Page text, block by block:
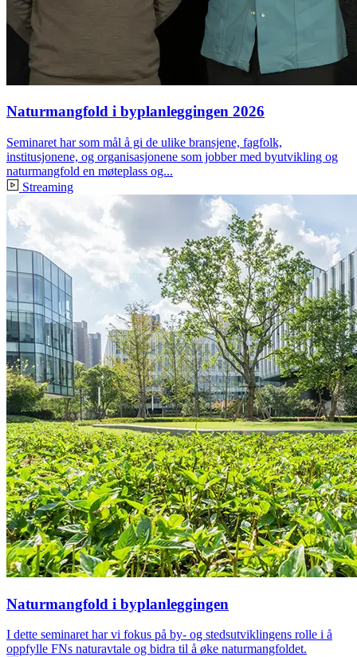
Naturmangfold i byplanleggingen 2026
Seminaret har som mål å gi de ulike bransjene, fagfolk,
institusjonene, og organisasjonene som jobber med byutvikling og
naturmangfold en møteplass og...
Streaming
Naturmangfold i byplanleggingen
I dette seminaret har vi fokus på by- og stedsutviklingens rolle i å
oppfylle FNs naturavtale og bidra til å øke naturmangfoldet.